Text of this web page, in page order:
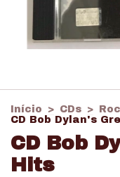
Início > CDs >
CD Bob Dylan's
CD Bob
Hits